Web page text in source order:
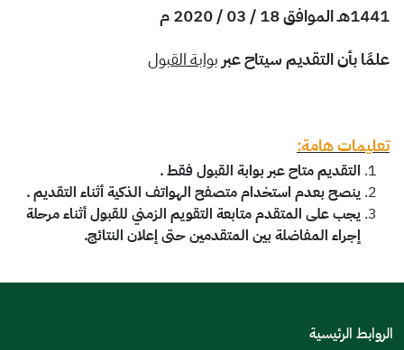
1441هـ
الموافق18 / 03 / 2020 م
علمًا بأن التقديم سيتاح عبر بوابة القبول
تعليمات هامة:
التقديم متاح عبر بوابة القبول فقط .
ينصح بعدم استخدام متصفح الهواتف الذكية أثناء التقديم .
يجب على المتقدم متابعة التقويم الزمني للقبول أثناء مرحلة
إجراء المفاضلة بين المتقدمين حتى إعلان النتائج.
الروابط الرئيسية